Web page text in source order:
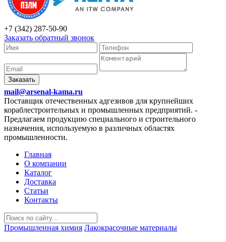
+7 (342) 287-50-90
Заказать обратный звонок
Заказать
mail@arsenal-kama.ru
Поставщик отечественных адгезивов для крупнейших
кораблестроительных и промышленных предприятий. -
Предлагаем продукцию специального и строительного
назначения, используемую в различных областях
промышленности.
Главная
О компании
Каталог
Доставка
Статьи
Контакты
Промышленная химия Лакокрасочные материалы